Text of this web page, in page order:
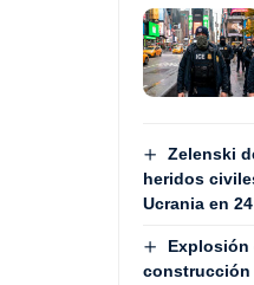
Zelenski
heridos
Ucrania en
Explosión
construcción